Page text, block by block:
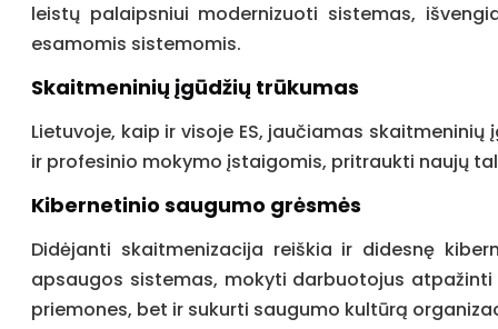
leistų palaipsniui modernizuoti sistemas,
esamomis sistemomis.
Skaitmeninių įgūdžių trūkumas
Lietuvoje, kaip ir visoje ES, jaučiamas
ir profesinio mokymo įstaigomis, pritraukti naujų
Kibernetinio saugumo grėsmės
Didėjanti skaitmenizacija reiškia ir didesnę
apsaugos sistemas, mokyti darbuotojus
priemones, bet ir sukurti saugumo kultūrą